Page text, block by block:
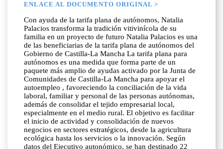
ENLACE AL DOCUMENTO ORIGINAL >
Con ayuda de la tarifa plana de autónomos, Natalia
Palacios transforma la tradición vitivinícola de su
familia en un proyecto de futuro Natalia Palacios es una
de las beneficiarias de la tarifa plana de autónomos del
Gobierno de Castilla-La Mancha La tarifa plana para
autónomos es una medida que forma parte de un
paquete más amplio de ayudas activado por la Junta de
Comunidades de Castilla-La Mancha para apoyar el
autoempleo , favoreciendo la conciliación de la vida
laboral, familiar y personal de las personas autónomas,
además de consolidar el tejido empresarial local,
especialmente en el medio rural. El objetivo es facilitar
el inicio de actividad y consolidación de nuevos
negocios en sectores estratégicos, desde la agricultura
ecológica hasta los servicios o la innovación. Según
datos del Ejecutivo autonómico, se han destinado 22